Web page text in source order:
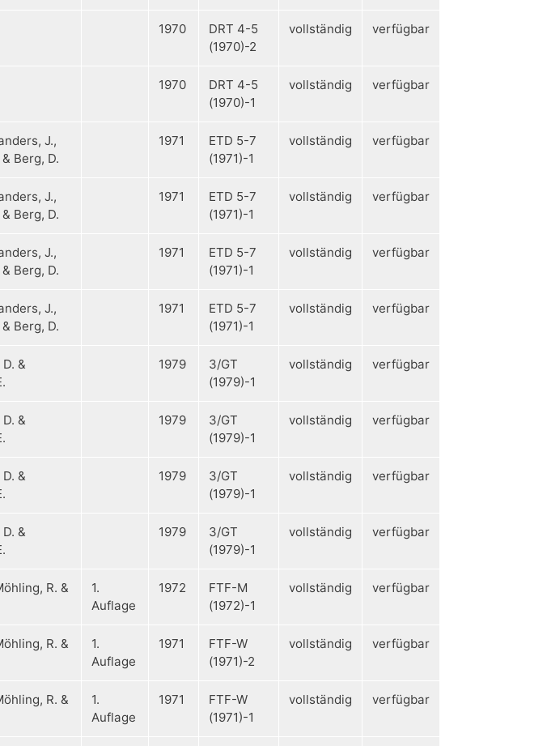
1970
DRT 4-5
(1970)-2
vollständig verfügbar
1970
DRT 4-5
(1970)-1
vollständig verfügbar
J.,
Berg, D.
1971
ETD 5-7
(1971)-1
vollständig verfügbar
J.,
Berg, D.
1971
ETD 5-7
(1971)-1
vollständig verfügbar
J.,
Berg, D.
1971
ETD 5-7
(1971)-1
vollständig verfügbar
J.,
Berg, D.
1971
ETD 5-7
(1971)-1
vollständig verfügbar
&
1979
3/GT
(1979)-1
vollständig verfügbar
&
1979
3/GT
(1979)-1
vollständig verfügbar
&
1979
3/GT
(1979)-1
vollständig verfügbar
&
1979
3/GT
(1979)-1
vollständig verfügbar
R. &
1.
Auflage
1972
FTF-M
(1972)-1
vollständig verfügbar
R. &
1.
Auflage
1971
FTF-W
(1971)-2
vollständig verfügbar
R. &
1.
Auflage
1971
FTF-W
(1971)-1
vollständig verfügbar